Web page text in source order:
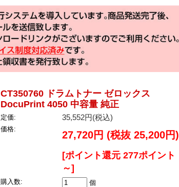
CT350760 ドラムトナー ゼロックス
DocuPrint 4050 中容量 純正
定価: 35,552円(税込)
価格:
27,720円 (税抜 25,200円)
[ポイント還元 277ポイント
～]
購入数: 個